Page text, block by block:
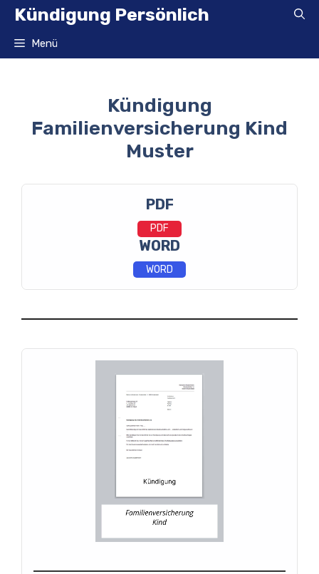
Zum
Inhalt
springen
Kündigung Persönlich
Menü
Kündigung
Familienversicherung Kind
Muster
PDF
PDF
WORD
WORD